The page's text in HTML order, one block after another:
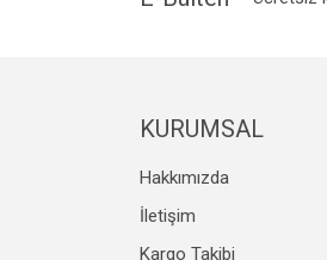
KURUMSAL
Hakkımızda
İletişim
Kargo Takibi